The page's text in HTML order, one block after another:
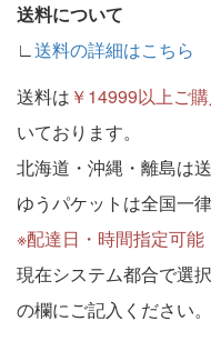
送料について
∟送料の詳細はこちら
送料は ￥14999以上ご
いております。
北海道・沖縄・離島は
ゆうパケットは全国一
※配達日・時間指定可能
現在システム都合で選
の欄にご記入ください。